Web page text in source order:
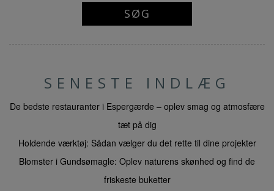
SENESTE INDLÆG
De bedste restauranter i Espergærde – oplev smag og atmosfære
tæt på dig
Holdende værktøj: Sådan vælger du det rette til dine projekter
Blomster i Gundsømagle: Oplev naturens skønhed og find de
friskeste buketter